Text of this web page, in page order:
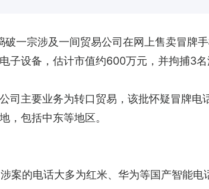
破一宗涉及一间贸易公司在网上售卖冒牌
子设备，估计市值约600万元，并拘捕3名
司主要业务为转口贸易，该批怀疑冒牌
，包括中东等地区。
案的电话大多为红米、华为等国产智能电